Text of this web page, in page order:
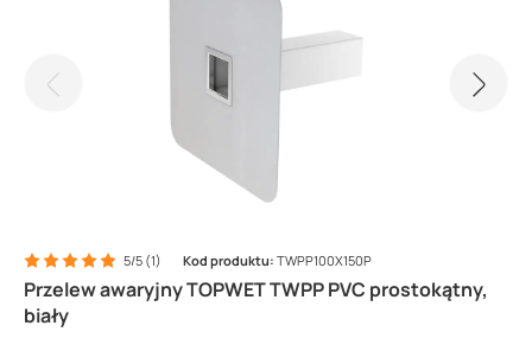
Przelew awaryjny TOPWET TWPP PVC prostokątny,
biały
5/5 (1) Kod produktu: TWPP100X150P